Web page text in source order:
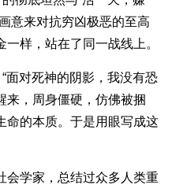
意来对抗穷凶极恶的至高
样，站在了同一战线上。
对死神的阴影，我没有恐
，周身僵硬，仿佛被捆
命的本质。于是用眼写成这
学家，总结过众多人类重